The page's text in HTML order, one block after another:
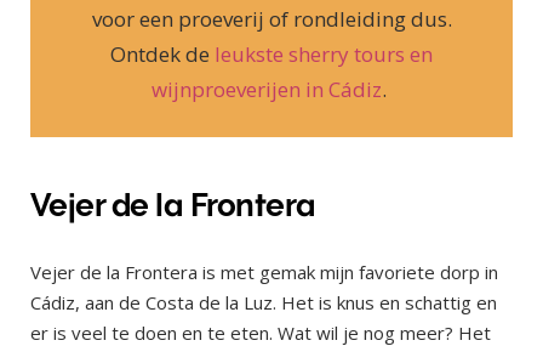
voor een proeverij of rondleiding dus.
Ontdek de leukste sherry tours en
wijnproeverijen in Cádiz.
Vejer de la Frontera
Vejer de la Frontera is met gemak mijn favoriete dorp in
Cádiz, aan de Costa de la Luz. Het is knus en schattig en
er is veel te doen en te eten. Wat wil je nog meer? Het